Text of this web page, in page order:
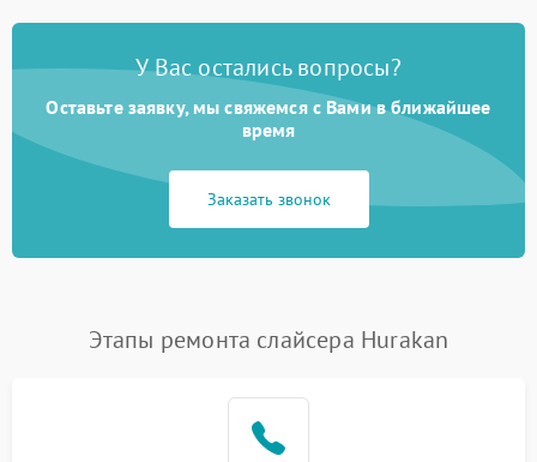
У Вас остались вопросы?
Оставьте заявку, мы свяжемся с Вами в ближайшее
время
Заказать звонок
Этапы ремонта слайсера Hurakan